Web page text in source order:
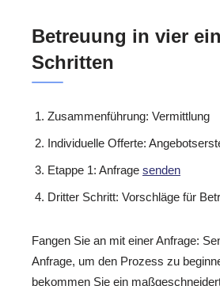
Betreuung in vier
Schritten
Zusammenführung: Vermittlung
Individuelle Offerte:
Etappe 1: Anfrage senden
Dritter Schritt: Vorschläge für
Fangen Sie an mit einer Anfrage:
Anfrage, um den Prozess zu
bekommen Sie ein